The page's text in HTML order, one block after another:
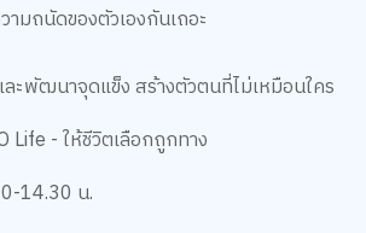
มถนัดของตัวเองกันเถอะ
ะพัฒนาจุดแข็ง สร้างตัวตนที่ไม่เหมือนใคร
Life - ให้ชีวิตเลือกถูกทาง
14.30 น.